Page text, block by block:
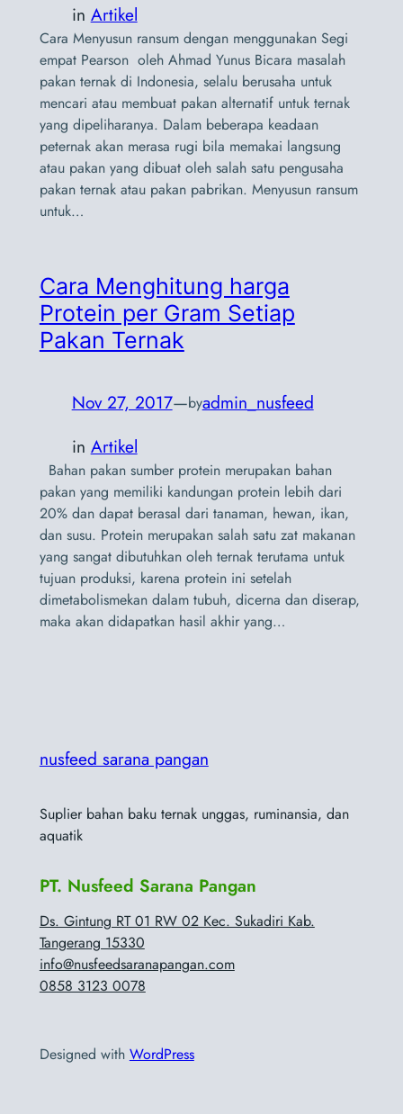
in Artikel
Cara Menyusun ransum dengan menggunakan Segi
empat Pearson oleh Ahmad Yunus Bicara masalah
pakan ternak di Indonesia, selalu berusaha untuk
mencari atau membuat pakan alternatif untuk ternak
yang dipeliharanya. Dalam beberapa keadaan
peternak akan merasa rugi bila memakai langsung
atau pakan yang dibuat oleh salah satu pengusaha
pakan ternak atau pakan pabrikan. Menyusun ransum
untuk…
Cara Menghitung harga
Protein per Gram Setiap
Pakan Ternak
Nov 27, 2017—byadmin_nusfeed
in Artikel
Bahan pakan sumber protein merupakan bahan
pakan yang memiliki kandungan protein lebih dari
20% dan dapat berasal dari tanaman, hewan, ikan,
dan susu. Protein merupakan salah satu zat makanan
yang sangat dibutuhkan oleh ternak terutama untuk
tujuan produksi, karena protein ini setelah
dimetabolismekan dalam tubuh, dicerna dan diserap,
maka akan didapatkan hasil akhir yang…
nusfeed sarana pangan
Suplier bahan baku ternak unggas, ruminansia, dan
aquatik
PT. Nusfeed Sarana Pangan
Ds. Gintung RT 01 RW 02 Kec. Sukadiri Kab.
Tangerang 15330
info@nusfeedsaranapangan.com
0858 3123 0078
Designed with WordPress